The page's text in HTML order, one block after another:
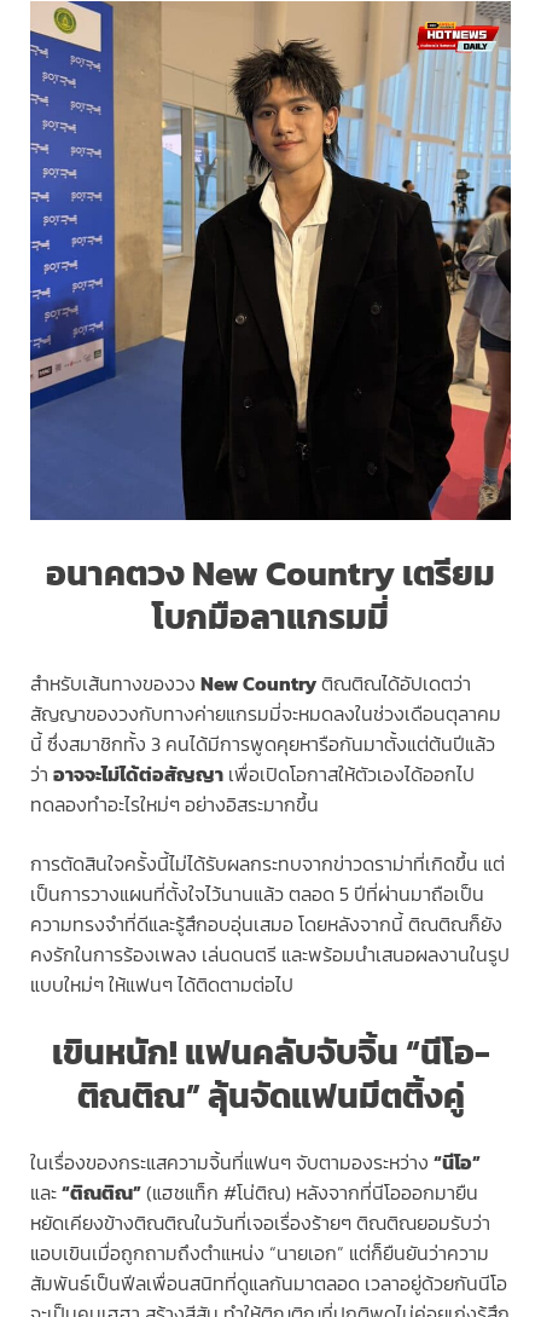
อนาคตวง New Country เตรียม
โบกมือลาแกรมมี่
สำหรับเส้นทางของวง New Countryติณติณได้อัปเดตว่า
สัญญาของวงกับทางค่ายแกรมมี่จะหมดลงในช่วงเดือนตุลาคม
นี้ ซึ่งสมาชิกทั้ง 3 คนได้มีการพูดคุยหารือกันมาตั้งแต่ต้นปีแล้ว
ว่า อาจจะไม่ได้ต่อสัญญา เพื่อเปิดโอกาสให้ตัวเองได้ออกไป
ทดลองทำอะไรใหม่ๆ อย่างอิสระมากขึ้น
การตัดสินใจครั้งนี้ไม่ได้รับผลกระทบจากข่าวดราม่าที่เกิดขึ้น แต่
เป็นการวางแผนที่ตั้งใจไว้นานแล้ว ตลอด 5 ปีที่ผ่านมาถือเป็น
ความทรงจำที่ดีและรู้สึกอบอุ่นเสมอ โดยหลังจากนี้ ติณติณก็ยัง
คงรักในการร้องเพลง เล่นดนตรี และพร้อมนำเสนอผลงานในรูป
แบบใหม่ๆ ให้แฟนๆ ได้ติดตามต่อไป
เขินหนัก! แฟนคลับจับจิ้น “นีโอ-
ติณติณ” ลุ้นจัดแฟนมีตติ้งคู่
ในเรื่องของกระแสความจิ้นที่แฟนๆ จับตามองระหว่าง “นีโอ”
และ“ติณติณ”(แฮชแท็ก #โน่ติณ) หลังจากที่นีโอออกมายืน
หยัดเคียงข้างติณติณในวันที่เจอเรื่องร้ายๆ ติณติณยอมรับว่า
แอบเขินเมื่อถูกถามถึงตำแหน่ง “นายเอก” แต่ก็ยืนยันว่าความ
สัมพันธ์เป็นฟีลเพื่อนสนิทที่ดูแลกันมาตลอด เวลาอยู่ด้วยกันนีโอ